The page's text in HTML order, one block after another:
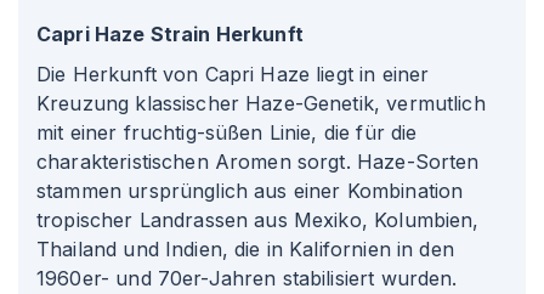
Capri Haze Strain Herkunft
Die Herkunft von Capri Haze liegt in einer
Kreuzung klassischer Haze-Genetik, vermutlich
mit einer fruchtig-süßen Linie, die für die
charakteristischen Aromen sorgt. Haze-Sorten
stammen ursprünglich aus einer Kombination
tropischer Landrassen aus Mexiko, Kolumbien,
Thailand und Indien, die in Kalifornien in den
1960er- und 70er-Jahren stabilisiert wurden.